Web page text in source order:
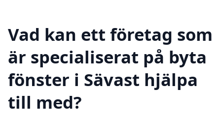
Vad kan ett företag som
är specialiserat på byta
fönster i Sävast hjälpa
till med?